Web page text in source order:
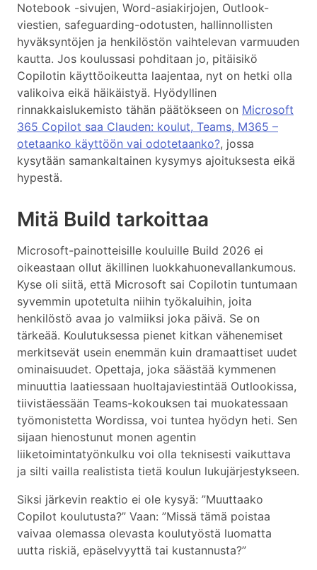
Notebook -sivujen, Word-asiakirjojen, Outlook-
viestien, safeguarding-odotusten, hallinnollisten
hyväksyntöjen ja henkilöstön vaihtelevan varmuuden
kautta. Jos koulussasi pohditaan jo, pitäisikö
Copilotin käyttöoikeutta laajentaa, nyt on hetki olla
valikoiva eikä häikäistyä. Hyödyllinen
rinnakkaislukemisto tähän päätökseen on Microsoft
365 Copilot saa Clauden: koulut, Teams, M365 –
otetaanko käyttöön vai odotetaanko?, jossa
kysytään samankaltainen kysymys ajoituksesta eikä
hypestä.
Mitä Build tarkoittaa
Microsoft-painotteisille kouluille Build 2026 ei
oikeastaan ollut äkillinen luokkahuonevallankumous.
Kyse oli siitä, että Microsoft sai Copilotin tuntumaan
syvemmin upotetulta niihin työkaluihin, joita
henkilöstö avaa jo valmiiksi joka päivä. Se on
tärkeää. Koulutuksessa pienet kitkan vähenemiset
merkitsevät usein enemmän kuin dramaattiset uudet
ominaisuudet. Opettaja, joka säästää kymmenen
minuuttia laatiessaan huoltajaviestintää Outlookissa,
tiivistäessään Teams-kokouksen tai muokatessaan
työmonistetta Wordissa, voi tuntea hyödyn heti. Sen
sijaan hienostunut monen agentin
liiketoimintatyönkulku voi olla teknisesti vaikuttava
ja silti vailla realistista tietä koulun lukujärjestykseen.
Siksi järkevin reaktio ei ole kysyä: ”Muuttaako
Copilot koulutusta?” Vaan: ”Missä tämä poistaa
vaivaa olemassa olevasta koulutyöstä luomatta
uutta riskiä, epäselvyyttä tai kustannusta?”